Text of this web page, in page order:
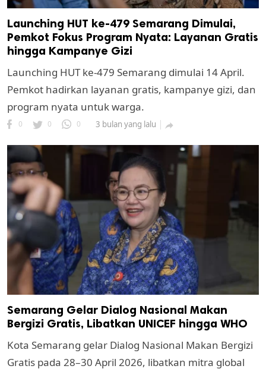
Launching HUT ke-479 Semarang Dimulai,
Pemkot Fokus Program Nyata: Layanan Gratis
hingga Kampanye Gizi
Launching HUT ke-479 Semarang dimulai 14 April.
Pemkot hadirkan layanan gratis, kampanye gizi, dan
program nyata untuk warga.
0 0 0 3 bulan yang lalu 
Semarang Gelar Dialog Nasional Makan
Bergizi Gratis, Libatkan UNICEF hingga WHO
Kota Semarang gelar Dialog Nasional Makan Bergizi
Gratis pada 28–30 April 2026, libatkan mitra global